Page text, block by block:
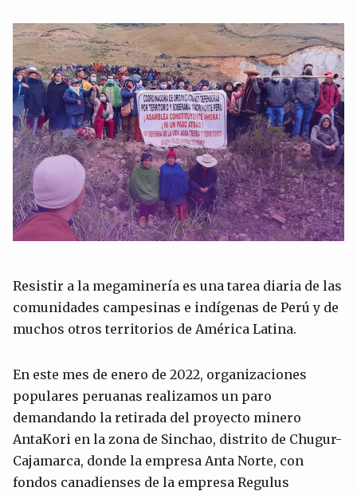
Resistir a la megaminería es una tarea diaria de las
comunidades campesinas e indígenas de Perú y de
muchos otros territorios de América Latina.
En este mes de enero de 2022, organizaciones
populares peruanas realizamos un paro
demandando la retirada del proyecto minero
AntaKori en la zona de Sinchao, distrito de Chugur-
Cajamarca, donde la empresa Anta Norte, con
fondos canadienses de la empresa Regulus